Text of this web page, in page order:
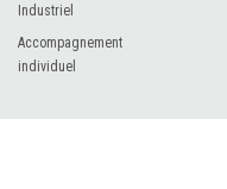
Industriel
Accompagnement
individuel